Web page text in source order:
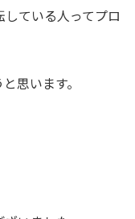
ている人ってプロ
思います。